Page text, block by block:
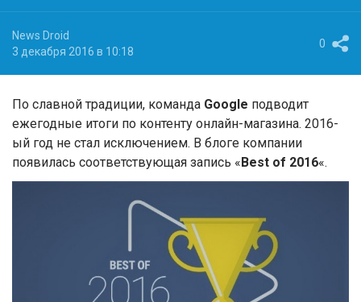
News Droid
3 декабря 2016 в 10:18
0
По славной традиции, команда Google подводит
ежегодные итоги по контенту онлайн-магазина. 2016-
ый год не стал исключением. В блоге компании
появилась соответствующая запись «Best of 2016«.